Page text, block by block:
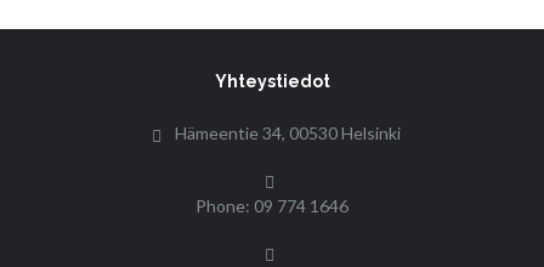
Yhteystiedot
Hämeentie 34, 00530 Helsinki
Phone: 09 774 1646